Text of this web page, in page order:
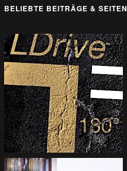
BELIEBTE BEITRÄGE & SEITEN